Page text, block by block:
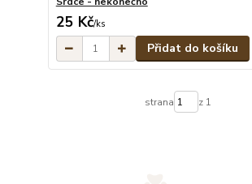
25 Kč/ks
Přidat do košíku
strana z 1